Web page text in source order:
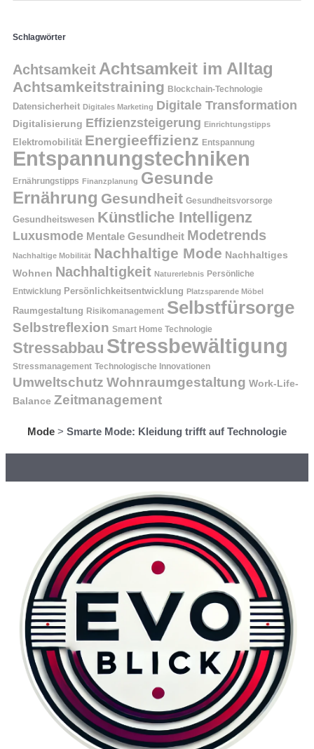
Schlagwörter
Achtsamkeit Achtsamkeit im Alltag
Achtsamkeitstraining Blockchain-Technologie
Datensicherheit Digitales Marketing Digitale Transformation
Digitalisierung Effizienzsteigerung Einrichtungstipps
Elektromobilität Energieeffizienz Entspannung
Entspannungstechniken
Ernährungstipps Finanzplanung Gesunde
Ernährung Gesundheit Gesundheitsvorsorge
Gesundheitswesen Künstliche Intelligenz
Luxusmode Mentale Gesundheit Modetrends
Nachhaltige Mobilität Nachhaltige Mode Nachhaltiges
Wohnen Nachhaltigkeit Naturerlebnis Persönliche
Entwicklung Persönlichkeitsentwicklung Platzsparende Möbel
Raumgestaltung Risikomanagement Selbstfürsorge
Selbstreflexion Smart Home Technologie
Stressabbau Stressbewältigung
Stressmanagement Technologische Innovationen
Umweltschutz Wohnraumgestaltung Work-Life-
Balance Zeitmanagement
Mode > Smarte Mode: Kleidung trifft auf Technologie